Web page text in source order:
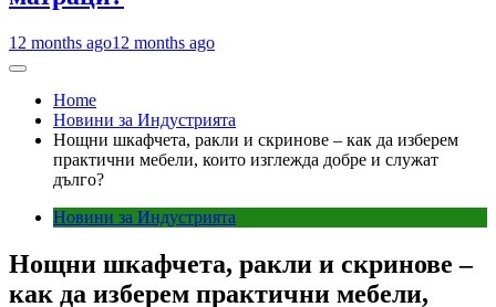
12 months ago12 months ago
Home
Новини за Индустрията
Нощни шкафчета, ракли и скринове – как да изберем
практични мебели, които изглежда добре и служат
дълго?
Новини за Индустрията
Нощни шкафчета, ракли и скринове –
как да изберем практични мебели,